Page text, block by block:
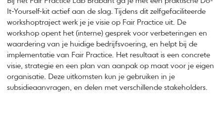
It-Yourself-kit actief aan de slag. Tijdens dit zelf­gefaciliteerde
workshoptraject werk je je visie op Fair Practice uit. De
workshop opent het (interne) gesprek voor verbeteringen en
waardering van je huidige bedrijfsvoering, en helpt bij de
implementatie van Fair Practice. Het resultaat is een concrete
visie, strategie en een plan van aanpak op maat voor je eigen
organisatie. Deze uitkomsten kun je gebruiken in je
subsidieaanvragen, en delen met verschillende stakeholders.